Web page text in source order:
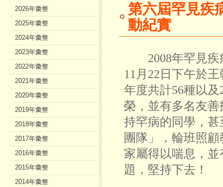
第六屆罕見疾
動紀實
2008年罕見疾
11月22日下午於
年度共計56種以
榮，並有多名友
持罕病的同學，
團隊」，輪班照
家屬得以喘息，
題，堅持下去！
2026年彙整
2025年彙整
2024年彙整
2023年彙整
2022年彙整
2021年彙整
2020年彙整
2019年彙整
2018年彙整
2017年彙整
2016年彙整
2015年彙整
2014年彙整